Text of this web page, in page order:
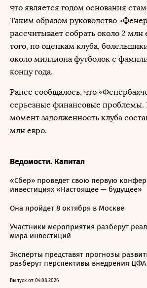
что является годом основания
Таким образом руководство
рассчитывает собрать около 2 млн
того, по оценкам клуба,
около миллиона футболок с
концу года.
Ранее сообщалось, что
серьезные финансовые проблемы.
момент задолженность клуба
млн евро.
Ведомости. Капитал
«Сбер» проведет свою первую
инвестициях «Настоящее — будущее»
Она пройдет 8 октября в Москве
Участники мероприятия разберут
мира инвестиций
Эксперты представят прогнозы
разберут перспективы внедрения
Выпуск от 04.08.2026